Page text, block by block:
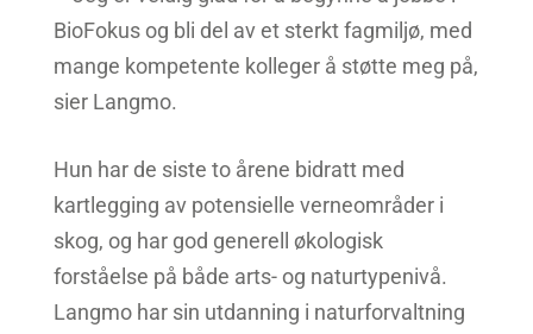
BioFokus og bli del av et sterkt fagmiljø, med
mange kompetente kolleger å støtte meg på,
sier Langmo.
Hun har de siste to årene bidratt med
kartlegging av potensielle verneområder i
skog, og har god generell økologisk
forståelse på både arts- og naturtypenivå.
Langmo har sin utdanning i naturforvaltning